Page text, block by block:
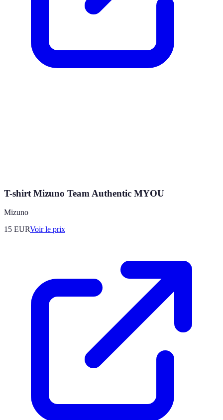
T-shirt Mizuno Team Authentic MYOU
Mizuno
15 EURVoir le prix